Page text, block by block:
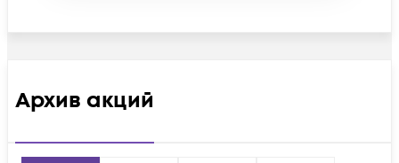
Архив акций